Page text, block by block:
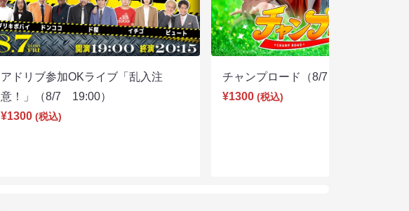
アドリブ参加OKライブ「乱入注
意！」（8/7 19:00）
¥1300 (税込)
チャンプロード（8/7 19:30）
¥1300 (税込)